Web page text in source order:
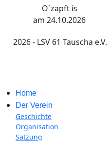
O`zapft is
am 24.10.2026
2026 - LSV 61 Tauscha e.V.
Home
Der Verein
Geschichte
Organisation
Satzung